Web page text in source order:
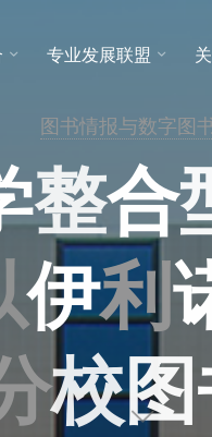
专业发展联盟
图书情报与数字图
整合
伊利
校图